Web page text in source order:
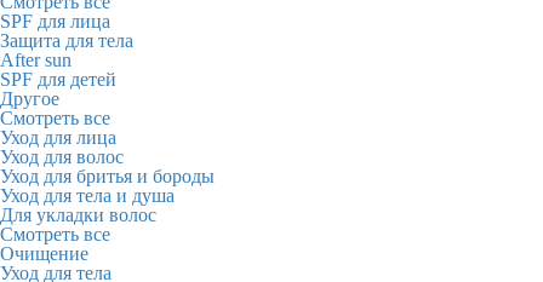
SPF для лица
Защита для тела
After sun
SPF для детей
Другое
Смотреть все
Уход для лица
Уход для волос
Уход для бритья и бороды
Уход для тела и душа
Для укладки волос
Смотреть все
Очищение
Уход для тела